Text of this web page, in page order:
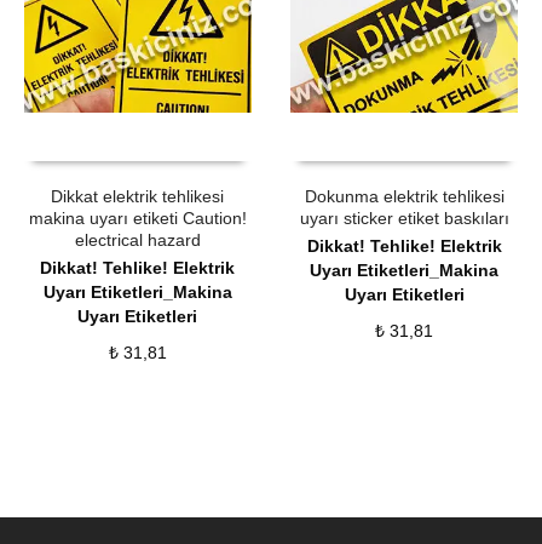
Dikkat elektrik tehlikesi
makina uyarı etiketi Caution!
electrical hazard
Dikkat! Tehlike! Elektrik
Uyarı Etiketleri_Makina
Uyarı Etiketleri
₺31,81
Dokunma elektrik tehlikesi
uyarı sticker etiket baskıları
Dikkat! Tehlike! Elektrik
Uyarı Etiketleri_Makina
Uyarı Etiketleri
₺ 31,81